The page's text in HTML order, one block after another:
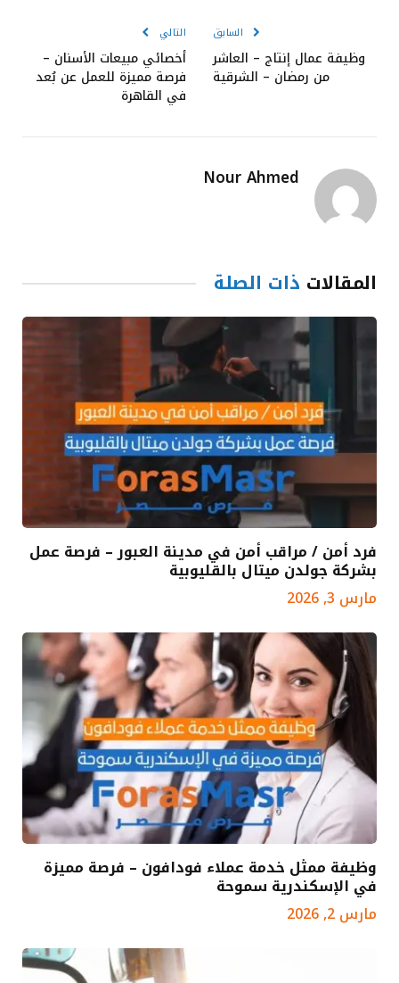
السابق
وظيفة عمال إنتاج – العاشر
من رمضان – الشرقية
التالي
أخصائي مبيعات الأسنان –
فرصة مميزة للعمل عن بُعد
في القاهرة
Nour Ahmed
المقالات ذات الصلة
فرد أمن / مراقب أمن في مدينة العبور – فرصة عمل
بشركة جولدن ميتال بالقليوبية
مارس 3, 2026
وظيفة ممثل خدمة عملاء فودافون – فرصة مميزة
في الإسكندرية سموحة
مارس 2, 2026